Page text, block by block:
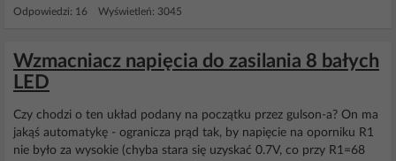
Odpowiedzi: 16 Wyświetleń: 3045
Wzmacniacz napięcia do zasilania 8 bałych
LED
Czy chodzi o ten układ podany na początku przez gulson-a? On ma
jakąś automatykę - ogranicza prąd tak, by napięcie na oporniku R1
nie było za wysokie (chyba stara się uzyskać 0.7V, co przy R1=68